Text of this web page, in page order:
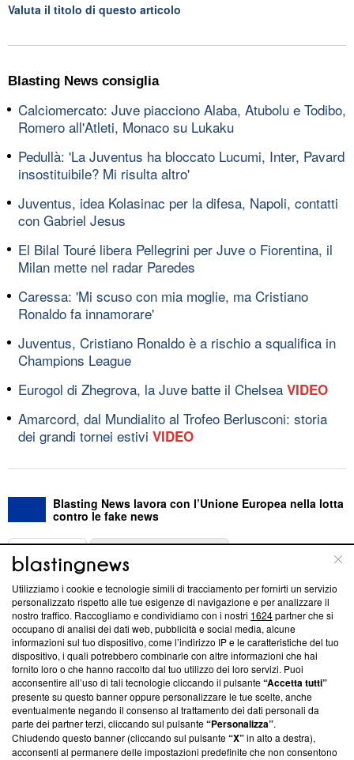
Valuta il titolo di questo articolo
Blasting News consiglia
Calciomercato: Juve piacciono Alaba, Atubolu e Todibo,
Romero all'Atleti, Monaco su Lukaku
Pedullà: 'La Juventus ha bloccato Lucumi, Inter, Pavard
insostituibile? Mi risulta altro'
Juventus, idea Kolasinac per la difesa, Napoli, contatti
con Gabriel Jesus
El Bilal Touré libera Pellegrini per Juve o Fiorentina, il
Milan mette nel radar Paredes
Caressa: 'Mi scuso con mia moglie, ma Cristiano
Ronaldo fa innamorare'
Juventus, Cristiano Ronaldo è a rischio a squalifica in
Champions League
Eurogol di Zhegrova, la Juve batte il Chelsea VIDEO
Amarcord, dal Mundialito al Trofeo Berlusconi: storia
dei grandi tornei estivi VIDEO
Blasting News lavora con l’Unione Europea nella lotta
contro le fake news
ABOUT
Questa sezione offre informazioni trasparenti su Blasting
News, sui nostri processi editoriali e su come ci impegniamo a
creare news di qualità. Inoltre, afferma la nostra aderenza a
‘Trust Project - News with Integrity’Blasting News non è
ancora membro del programma, ma ha richiesto di farne
parte; Trust Project non ha ancora effettuato una verifica di
conformità agli standard.
Su di noi
Team editoriale
Utilizziamo i cookie e tecnologie simili di tracciamento per fornirti un servizio
personalizzato rispetto alle tue esigenze di navigazione e per analizzare il
nostro traffico. Raccogliamo e condividiamo con i nostri 1624partner che si
occupano di analisi dei dati web, pubblicità e social media, alcune
informazioni sul tuo dispositivo, come l’indirizzo IP e le caratteristiche del tuo
dispositivo, i quali potrebbero combinarle con altre informazioni che hai
fornito loro o che hanno raccolto dal tuo utilizzo dei loro servizi. Puoi
acconsentire all’uso di tali tecnologie cliccando il pulsante“Accetta tutti”
presente su questo banner oppure personalizzare le tue scelte, anche
eventualmente negando il consenso al trattamento dei dati personali da
parte dei partner terzi, cliccando sul pulsante“Personalizza”.
Chiudendo questo banner (cliccando sul pulsante“X”in alto a destra),
acconsenti al permanere delle impostazioni predefinite che non consentono